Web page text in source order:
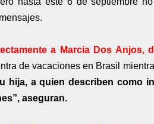
a Marcia Dos Anjos,
de vacaciones en Brasil
hija, a quien describen como
aseguran.